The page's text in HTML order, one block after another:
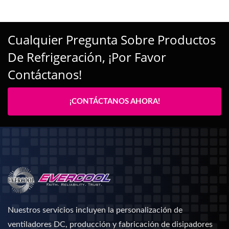
Cualquier Pregunta Sobre Productos
De Refrigeración, ¡por Favor
Contáctanos!
¡CONTÁCTANOS AHORA!
Nuestros servicios incluyen la personalización de
ventiladores DC, producción y fabricación de disipadores